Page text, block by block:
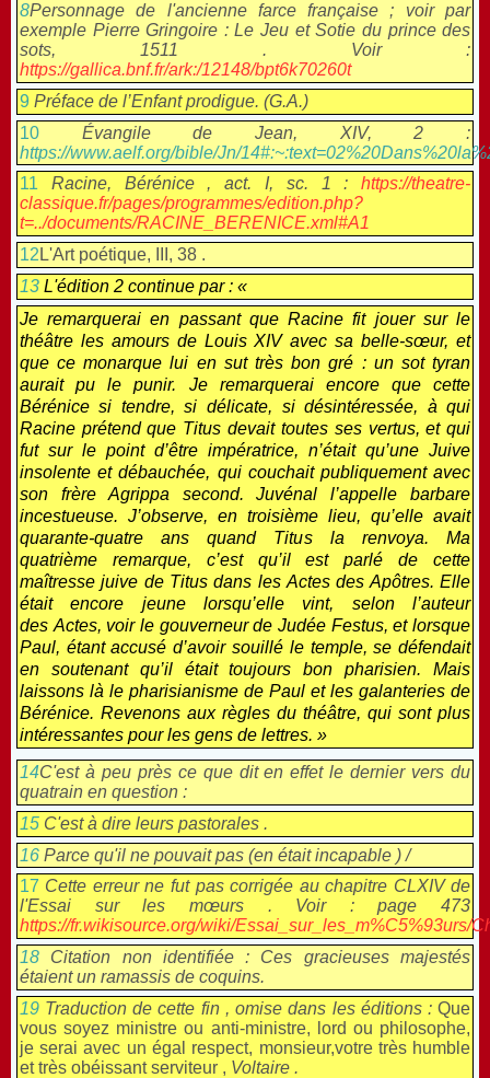
8Personnage de l'ancienne farce française ; voir par
exemple Pierre Gringoire : Le Jeu et Sotie du prince des
sots, 1511 . Voir :
https://gallica.bnf.fr/ark:/12148/bpt6k70260t
9 Préface de l’Enfant prodigue. (G.A.)
10Évangile de Jean, XIV, 2 :
https://www.aelf.org/bible/Jn/
11 Racine, Bérénice, act. I, sc. 1 :https://theatre-
classique.fr/pages/programmes/edition.php?
t=../documents/RACINE_BERENICE.xml#A1
12 L'Art poétique, III, 38 .
13L'édition 2 continue par : «
Je remarquerai en passant que Racine fit jouer sur le
théâtre les amours de Louis XIV avec sa belle-sœur, et
que ce monarque lui en sut très bon gré : un sot tyran
aurait pu le punir. Je remarquerai encore que cette
Bérénice si tendre, si délicate, si désintéressée, à qui
Racine prétend que Titus devait toutes ses vertus, et qui
fut sur le point d’être impératrice, n’était qu’une Juive
insolente et débauchée, qui couchait publiquement avec
son frère Agrippa second. Juvénal l’appelle barbare
incestueuse. J’observe, en troisième lieu, qu’elle avait
quarante-quatre ans quand Titus la renvoya. Ma
quatrième remarque, c’est qu’il est parlé de cette
maîtresse juive de Titus dans lesActes des Apôtres. Elle
était encore jeune lorsqu’elle vint, selon l’auteur
des Actes, voir le gouverneur de Judée Festus, et lorsque
Paul, étant accusé d’avoir souillé le temple, se défendait
en soutenant qu’il était toujours bon pharisien. Mais
laissons là le pharisianisme de Paul et les galanteries de
Bérénice. Revenons aux règles du théâtre, qui sont plus
intéressantes pour les gens de lettres. »
14C'est à peu près ce que dit en effet le dernier vers du
quatrain en question :
15C'est à dire leurs pastorales .
16Parce qu'il ne pouvait pas (en était incapable ) /
17 Cette erreur ne fut pas corrigée au chapitre CLXIV de
l'Essai sur les mœurs . Voir : page 473
https://fr.wikisource.org/wiki/Essai_sur_les_m%C5%93urs/
18Citation non identifiée : Ces gracieuses majestés
étaient un ramassis de coquins.
19Traduction de cette fin , omise dans les éditions :Que
vous soyez ministre ou anti-ministre, lord ou philosophe,
je serai avec un égal respect, monsieur,votre très humble
et très obéissant serviteur , Voltaire .